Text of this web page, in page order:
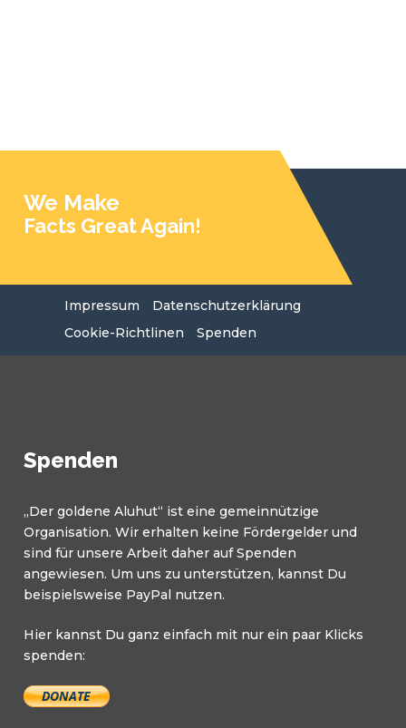
We Make
Facts Great Again!
Impressum
Datenschutzerklärung
Cookie-Richtlinen
Spenden
Spenden
„Der goldene Aluhut“ ist eine gemeinnützige
Organisation. Wir erhalten keine Fördergelder und
sind für unsere Arbeit daher auf Spenden
angewiesen. Um uns zu unterstützen, kannst Du
beispielsweise PayPal nutzen.
Hier kannst Du ganz einfach mit nur ein paar Klicks
spenden: